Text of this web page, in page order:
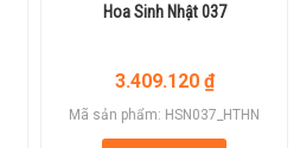
Hoa Sinh Nhật 037
3.409.120 ₫
Mã sản phẩm: HSN037_HTHN